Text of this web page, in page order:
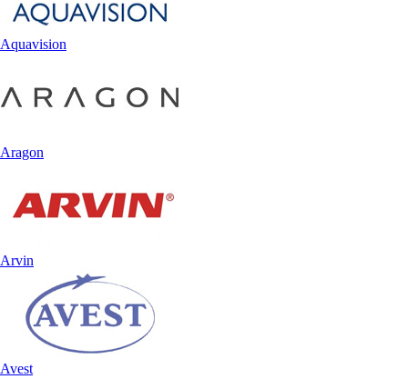
Aquavision
Aragon
Arvin
Avest